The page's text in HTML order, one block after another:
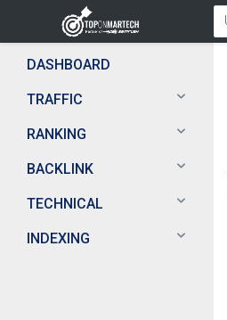
DASHBOARD
TRAFFIC
RANKING
BACKLINK
TECHNICAL
INDEXING